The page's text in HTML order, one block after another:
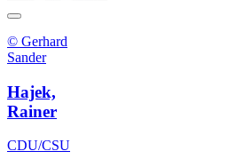
© Gerhard
Sander
Hajek,
Rainer
CDU/CSU